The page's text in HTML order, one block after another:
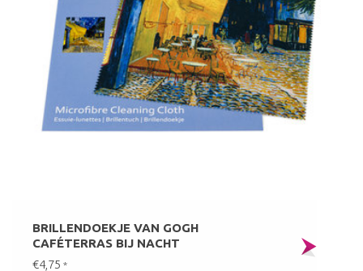
BRILLENDOEKJE VAN GOGH
CAFÉTERRAS BIJ NACHT
€4,75 *